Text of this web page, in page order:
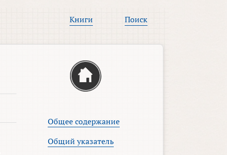
Книги Поиск
Общее содержание
Общий указатель